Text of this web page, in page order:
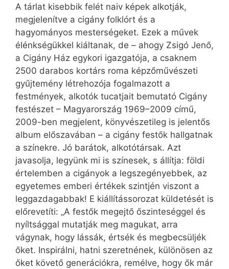
A tárlat kisebbik felét naiv képek alkotják,
megjelenítve a cigány folklórt és a
hagyományos mesterségeket. Ezek a művek
élénkségükkel kiáltanak, de – ahogy Zsigó Jenő,
a Cigány Ház egykori igazgatója, a csaknem
2500 darabos kortárs roma képzőművészeti
gyűjtemény létrehozója fogalmazott a
festmények, alkotók tucatjait bemutató Cigány
festészet – Magyarország 1969–2009 című,
2009-ben megjelent, könyvészetileg is jelentős
album előszavában – a cigány festők hallgatnak
a színekre. Jó barátok, alkotótársak. Azt
javasolja, legyünk mi is színesek, s állítja: földi
értelemben a cigányok a legszegényebbek, az
egyetemes emberi értékek szintjén viszont a
leggazdagabbak! E kiállítássorozat küldetését is
előrevetíti: „A festők megejtő őszinteséggel és
nyíltsággal mutatják meg magukat, arra
vágynak, hogy lássák, értsék és megbecsüljék
őket. Inspirálni, hatni szeretnének, különösen az
őket követő generációkra, remélve, hogy ők már